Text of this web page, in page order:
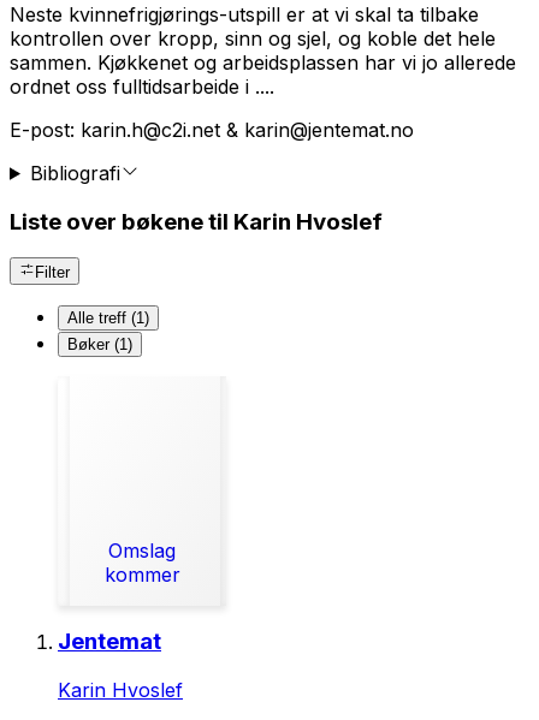
Neste kvinnefrigjørings-utspill er at vi skal ta tilbake
kontrollen over kropp, sinn og sjel, og koble det hele
sammen. Kjøkkenet og arbeidsplassen har vi jo allerede
ordnet oss fulltidsarbeide i ....
E-post: karin.h@c2i.net & karin@jentemat.no
Bibliografi
Liste over bøkene til Karin Hvoslef
Filter
Alle treff (1)
Bøker (1)
Omslag
kommer
Jentemat
Karin Hvoslef